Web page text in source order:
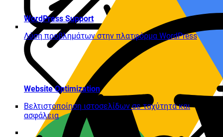
WordPress Support
Λύση προβλημάτων στην πλατφόρμα WordPress
Website Optimization
Βελτιστοποίηση ιστοσελίδων σε ταχύτητα και
ασφάλεια